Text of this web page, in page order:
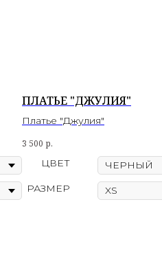
ПЛАТЬЕ "ДЖУЛИЯ"
Платье "Джулия"
3 500 р.
ЦВЕТ
РАЗМЕР